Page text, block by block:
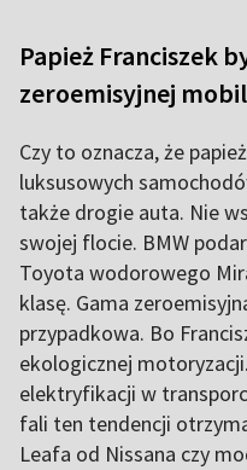
Papież Franciszek
zeroemisyjnej
Czy to oznacza, że
luksusowych
także drogie auta. Nie
swojej flocie. BMW
Toyota wodorowego
klasę. Gama
przypadkowa. Bo
ekologicznej
elektryfikacji w
fali ten tendencji
Leafa od Nissana czy